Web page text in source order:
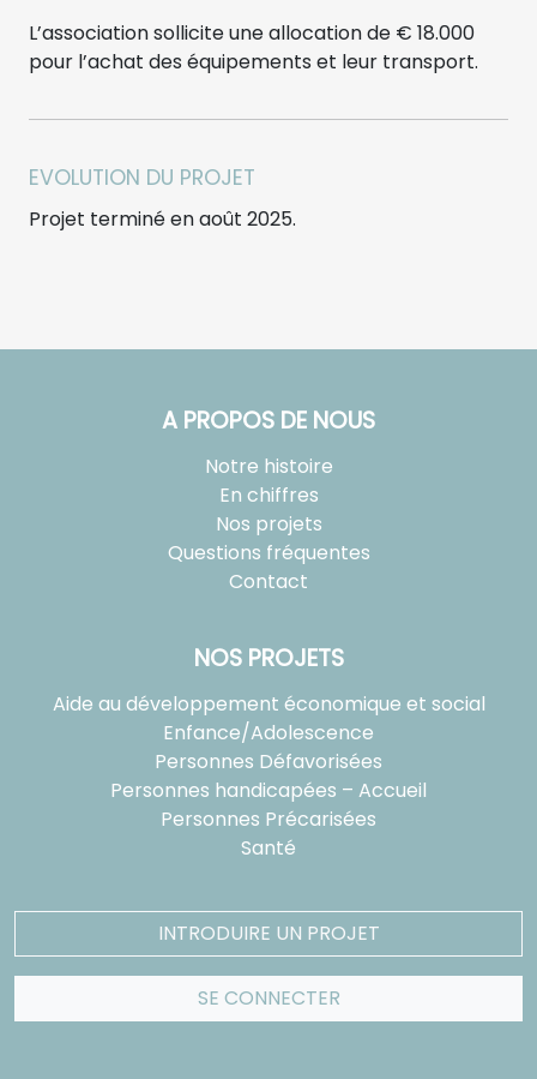
L’association sollicite une allocation de € 18.000
pour l’achat des équipements et leur transport.
EVOLUTION DU PROJET
Projet terminé en août 2025.
A PROPOS DE NOUS
Notre histoire
En chiffres
Nos projets
Questions fréquentes
Contact
NOS PROJETS
Aide au développement économique et social
Enfance/Adolescence
Personnes Défavorisées
Personnes handicapées – Accueil
Personnes Précarisées
Santé
INTRODUIRE UN PROJET
SE CONNECTER